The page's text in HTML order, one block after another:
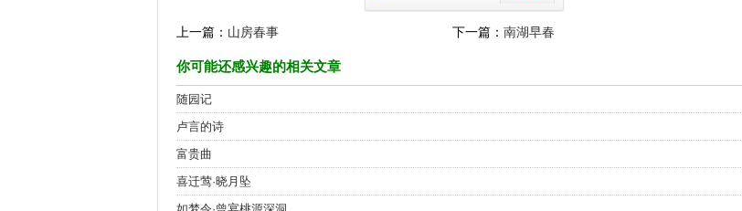
上一篇： 山房春事 下一篇：南湖早春
你可能还感兴趣的相关文章
随园记
卢言的诗
富贵曲
喜迁莺·晓月坠